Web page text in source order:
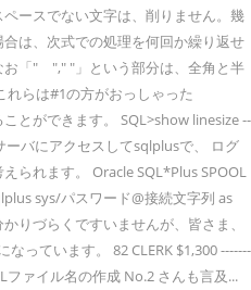
ースでない文字は、削りません。幾
は、次式での処理を何回か繰り返せ
お「" "," "」という部分は、全角と半
らは#1の方がおっしゃった
とができます。 SQL>show linesize --
ーバにアクセスしてsqlplusで、 ログ
られます。 Oracle SQL*Plus SPOOL
sys/パスワード@接続文字列 as
りづらくですいませんが、皆さま、
っています。 82 CLERK $1,300 -------
ファイル名の作成 No.2 さんも言及...